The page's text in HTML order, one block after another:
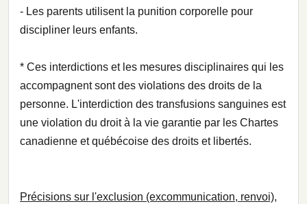
- Les parents utilisent la punition corporelle pour
discipliner leurs enfants.
* Ces interdictions et les mesures disciplinaires qui les
accompagnent sont des violations des droits de la
personne. L'interdiction des transfusions sanguines est
une violation du droit à la vie garantie par les Chartes
canadienne et québécoise des droits et libertés.
Précisions sur l'exclusion (excommunication, renvoi),